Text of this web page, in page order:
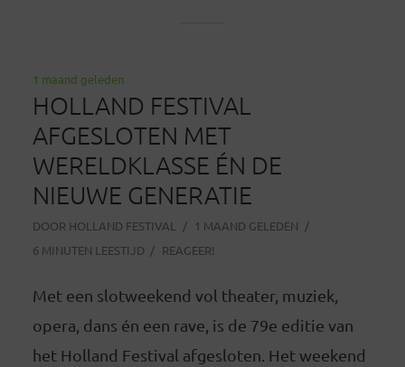
1 maand geleden
HOLLAND FESTIVAL
AFGESLOTEN MET
WERELDKLASSE ÉN DE
NIEUWE GENERATIE
DOOR HOLLAND FESTIVAL
1 MAAND GELEDEN
6 MINUTEN LEESTIJD
REAGEER!
Met een slotweekend vol theater, muziek,
opera, dans én een rave, is de 79e editie van
het Holland Festival afgesloten. Het weekend